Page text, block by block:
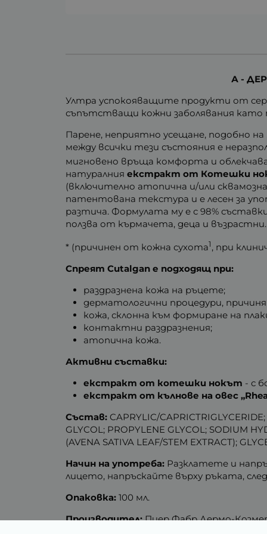
А -
Ултра успокояващите продукти от
съпътстващи кожни заболявания като
Парене, неприятно усещане, подобно
между всички тези състояния е
мигновено връща комфорта и
натуралнияекстракт от Котешки
(включително атопична и/или
патентована текстура и е лесен за
разтича. Формулата му е с 98%
ползва от кърмачета, деца и
* (причинен от кожна сухота1 , при
Спреят Cutalgan е подходящ при:
раздразнена кожа на ръцете;
дерматологични процедури,
кожа, склонна към формиране на
контактни раздразнения;
атопична кожа.
Активни съставки:
екстракт от котешки нокът - с
екстракт от кълнове на овес
Състав: CAPRYLIC/
GLYCOL; PROPYLENE GLYCOL; SODIUM
(AVENA SATIVA LEAF/STEM EXTRACT);
Начин на употреба: Разклатете и
лицето, напръскайте върху ръката,
Опаковка: 100 мл.
Производител:Пиер Фабр Дермо-